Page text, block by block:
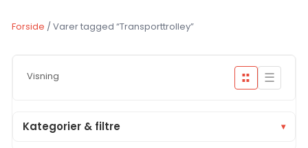
Forside / Varer tagged “Transporttrolley”
Visning ■■
■■ ☰
Kategorier & filtre ▾